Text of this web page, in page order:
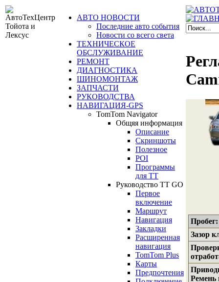
АВТО НОВОСТИ
Последние авто события
Новости со всего света
ТЕХНИЧЕСКОЕ
ОБСЛУЖИВАНИЕ
РЕМОНТ
ДИАГНОСТИКА
ШИНОМОНТАЖ
ЗАПЧАСТИ
РУКОВОДСТВА
НАВИГАЦИЯ-GPS
TomTom Navigator
Общяя информация
Описание
Скриншоты
Полезное
POI
Программы
для ТТ
Руководство TT GO
Первое
включение
Маршрут
Навигация
Закладки
Расширенная
навигация
TomTom Plus
Карты
Предпочтения
Зазор